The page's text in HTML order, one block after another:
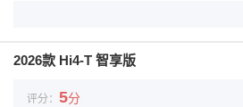
2026款 Hi4-T 智享版
评分： 5分